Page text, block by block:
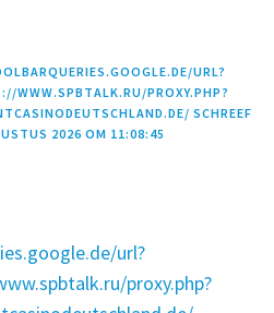
URL?
WWW.SPBTALK.RU/PROXY.PHP?
SCHREEF
2026 OM 11:08:45
url?
proxy.php?